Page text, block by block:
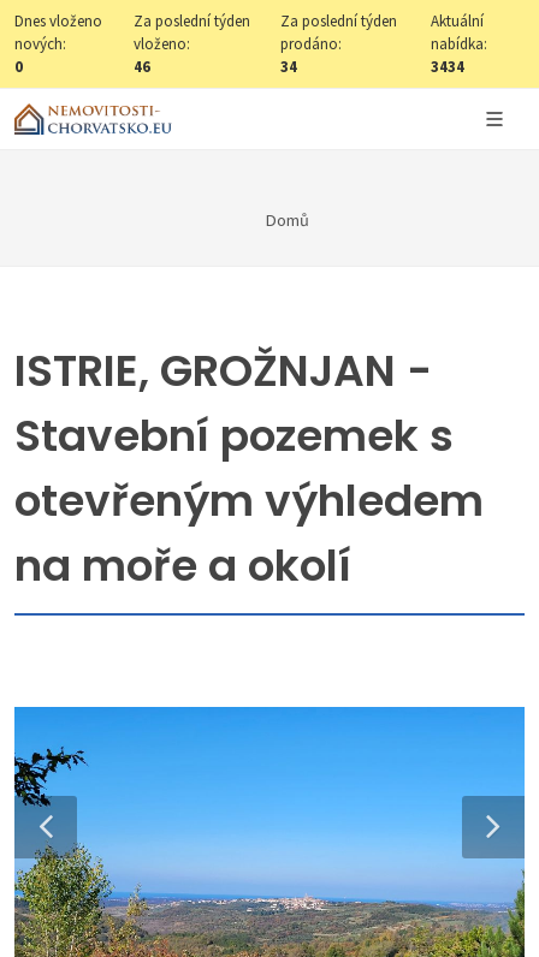
Dnes vloženo
nových:
0
Za poslední týden
vloženo:
46
Za poslední týden
prodáno:
34
Aktuální
nabídka:
3434
Domů
ISTRIE, GROŽNJAN -
Stavební pozemek s
otevřeným výhledem
na moře a okolí